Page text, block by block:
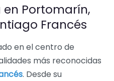
Portomarín,
Francés
en el centro de
más reconocidas
. Desde su